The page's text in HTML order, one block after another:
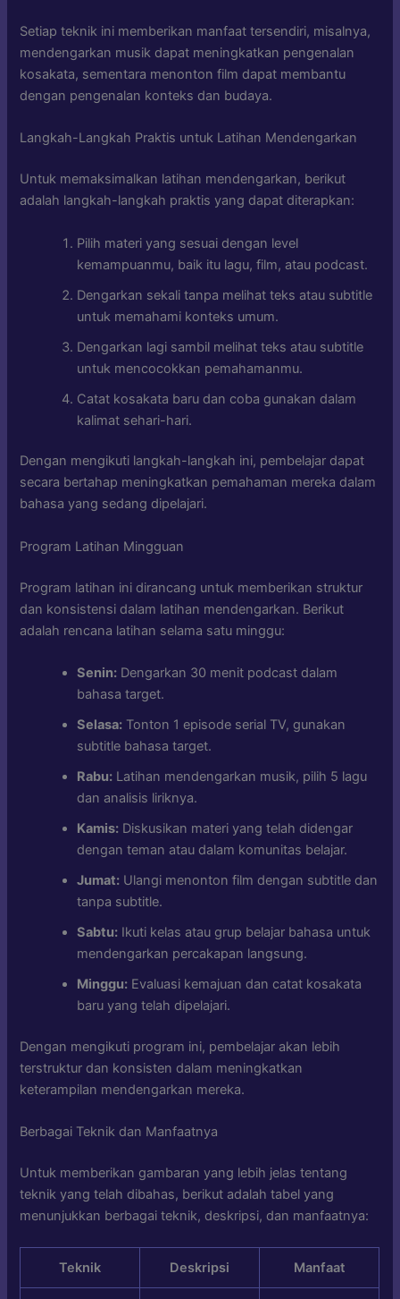
Setiap teknik ini memberikan manfaat tersendiri, misalnya,
mendengarkan musik dapat meningkatkan pengenalan
kosakata, sementara menonton film dapat membantu
dengan pengenalan konteks dan budaya.
Langkah-Langkah Praktis untuk Latihan Mendengarkan
Untuk memaksimalkan latihan mendengarkan, berikut
adalah langkah-langkah praktis yang dapat diterapkan:
Pilih materi yang sesuai dengan level
kemampuanmu, baik itu lagu, film, atau podcast.
Dengarkan sekali tanpa melihat teks atau subtitle
untuk memahami konteks umum.
Dengarkan lagi sambil melihat teks atau subtitle
untuk mencocokkan pemahamanmu.
Catat kosakata baru dan coba gunakan dalam
kalimat sehari-hari.
Dengan mengikuti langkah-langkah ini, pembelajar dapat
secara bertahap meningkatkan pemahaman mereka dalam
bahasa yang sedang dipelajari.
Program Latihan Mingguan
Program latihan ini dirancang untuk memberikan struktur
dan konsistensi dalam latihan mendengarkan. Berikut
adalah rencana latihan selama satu minggu:
Senin: Dengarkan 30 menit podcast dalam
bahasa target.
Selasa: Tonton 1 episode serial TV, gunakan
subtitle bahasa target.
Rabu: Latihan mendengarkan musik, pilih 5 lagu
dan analisis liriknya.
Kamis: Diskusikan materi yang telah didengar
dengan teman atau dalam komunitas belajar.
Jumat: Ulangi menonton film dengan subtitle dan
tanpa subtitle.
Sabtu: Ikuti kelas atau grup belajar bahasa untuk
mendengarkan percakapan langsung.
Minggu: Evaluasi kemajuan dan catat kosakata
baru yang telah dipelajari.
Dengan mengikuti program ini, pembelajar akan lebih
terstruktur dan konsisten dalam meningkatkan
keterampilan mendengarkan mereka.
Berbagai Teknik dan Manfaatnya
Untuk memberikan gambaran yang lebih jelas tentang
teknik yang telah dibahas, berikut adalah tabel yang
menunjukkan berbagai teknik, deskripsi, dan manfaatnya:
Teknik Deskripsi Manfaat